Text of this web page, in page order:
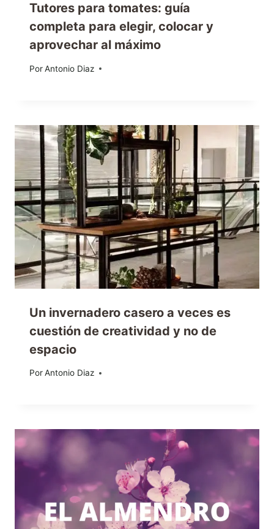
Tutores para tomates: guía
completa para elegir, colocar y
aprovechar al máximo
PorAntonio Diaz
04/05/2025
Un invernadero casero a veces es
cuestión de creatividad y no de
espacio
PorAntonio Diaz
02/08/2012